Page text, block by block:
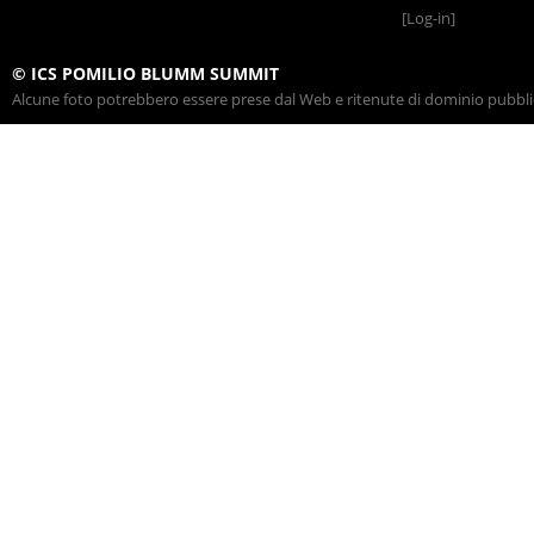
[Log-in]
© ICS POMILIO BLUMM SUMMIT
Alcune foto potrebbero essere prese dal Web e ritenute di dominio